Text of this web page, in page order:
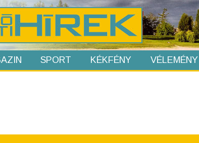
SPORT KÉKFÉNY VÉLEMÉNY